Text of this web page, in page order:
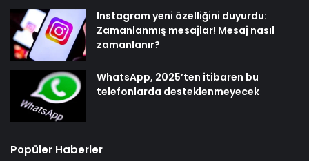
Instagram yeni özelliğini duyurdu:
Zamanlanmış mesajlar! Mesaj nasıl
zamanlanır?
WhatsApp, 2025’ten itibaren bu
telefonlarda desteklenmeyecek
Popüler Haberler